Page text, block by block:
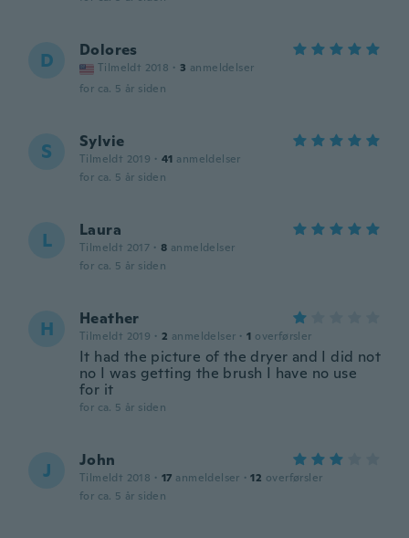
D Dolores
Tilmeldt 2018 · 3 anmeldelser
for ca. 5 år siden
S Sylvie
Tilmeldt 2019 · 41 anmeldelser
for ca. 5 år siden
L Laura
Tilmeldt 2017 · 8 anmeldelser
for ca. 5 år siden
H Heather
Tilmeldt 2019 · 2 anmeldelser · 1 overførsler
It had the picture of the dryer and I did not
no I was getting the brush I have no use
for it
for ca. 5 år siden
J John
Tilmeldt 2018 · 17 anmeldelser · 12 overførsler
for ca. 5 år siden